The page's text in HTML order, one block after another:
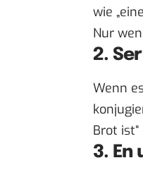
wie
Nur
2.
Wenn
Brot
3. En